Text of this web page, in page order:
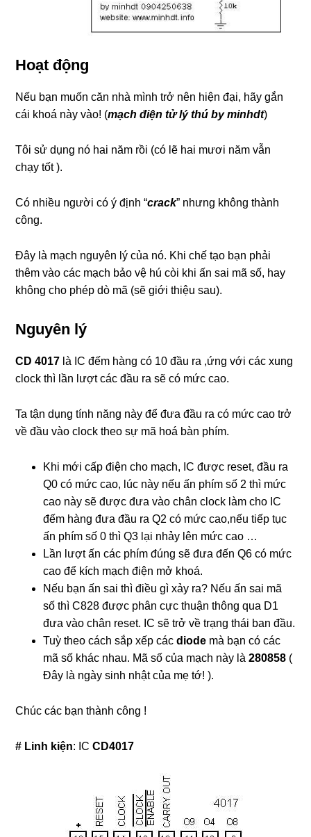
Hoạt động
Nếu bạn muốn căn nhà mình trở nên hiện đại, hãy gắn
cái khoá này vào! (mạch điện tử lý thú by minhdt)
Tôi sử dụng nó hai năm rồi (có lẽ hai mươi năm vẫn
chạy tốt ).
Có nhiều người có ý định “crack” nhưng không thành
công.
Đây là mạch nguyên lý của nó. Khi chế tạo bạn phải
thêm vào các mạch bảo vệ hú còi khi ấn sai mã số, hay
không cho phép dò mã (sẽ giới thiệu sau).
Nguyên lý
CD 4017 là IC đếm hàng có 10 đầu ra ,ứng với các xung
clock thì lần lượt các đầu ra sẽ có mức cao.
Ta tận dụng tính năng này để đưa đầu ra có mức cao trở
về đầu vào clock theo sự mã hoá bàn phím.
Khi mới cấp điện cho mạch, IC được reset, đầu ra
Q0 có mức cao, lúc này nếu ấn phím số 2 thì mức
cao này sẽ được đưa vào chân clock làm cho IC
đếm hàng đưa đầu ra Q2 có mức cao,nếu tiếp tục
ấn phím số 0 thì Q3 lại nhảy lên mức cao …
Lần lượt ấn các phím đúng sẽ đưa đến Q6 có mức
cao để kích mạch điện mở khoá.
Nếu bạn ấn sai thì điều gì xảy ra? Nếu ấn sai mã
số thì C828 được phân cực thuận thông qua D1
đưa vào chân reset. IC sẽ trở về trạng thái ban đầu.
Tuỳ theo cách sắp xếp cácdiode mà bạn có các
mã số khác nhau. Mã số của mạch này là280858 (
Đây là ngày sinh nhật của mẹ tớ! ).
Chúc các bạn thành công !
# Linh kiện: ICCD4017